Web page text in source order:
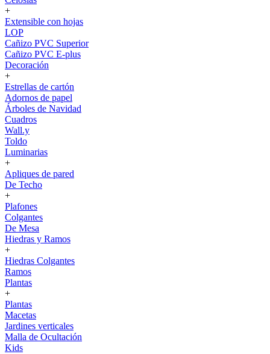
+
Extensible con hojas
LOP
Cañizo PVC Superior
Cañizo PVC E-plus
Decoración
+
Estrellas de cartón
Adornos de papel
Árboles de Navidad
Cuadros
Wall.y
Toldo
Luminarias
+
Apliques de pared
De Techo
+
Plafones
Colgantes
De Mesa
Hiedras y Ramos
+
Hiedras Colgantes
Ramos
Plantas
+
Plantas
Macetas
Jardines verticales
Malla de Ocultación
Kids